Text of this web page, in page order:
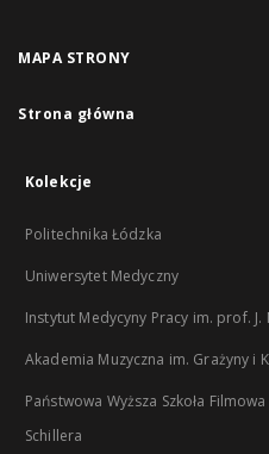
MAPA STRONY
Strona główna
Kolekcje
Politechnika Łódzka
Uniwersytet Medyczny
Instytut Medycyny Pracy im. prof. J.
Akademia Muzyczna im. Grażyny i
Państwowa Wyższa Szkoła
Schillera